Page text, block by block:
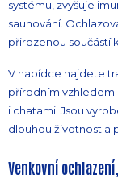
systému, zvyšuje
saunování.
přirozenou součástí
V nabídce najdete
přírodním vzhledem
i chatami. Jsou
dlouhou životnost a
Venkovní